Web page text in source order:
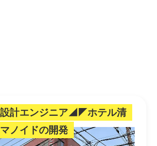
計エンジニア◢◤ホテル清
ノイドの開発